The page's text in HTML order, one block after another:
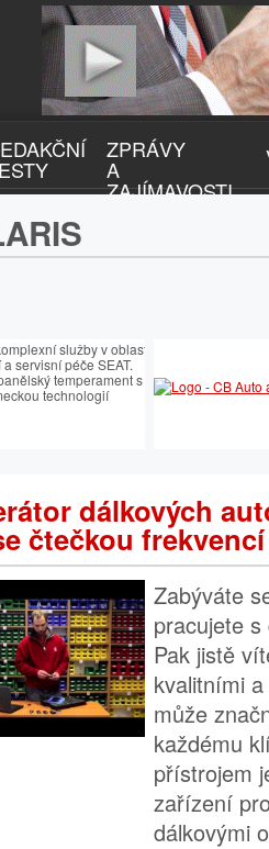
ZPRÁVY
A
ZAJÍMAVOSTI
služby v oblasti
servisní péče SEAT.
temperament s
technologií
dálkových
čtečkou frekvencí
Zabýváte
pracujete
Pak jistě
kvalitními
může
každému
přístrojem
zařízení
dálkovými